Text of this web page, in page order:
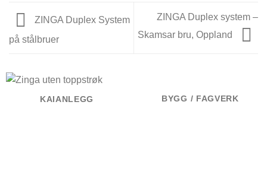
ZINGA Duplex System
på stålbruer
ZINGA Duplex system –
Skamsar bru, Oppland
KAIANLEGG BYGG / FAGVERK